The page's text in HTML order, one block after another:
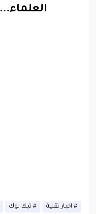
العلماء...
اخبار تقنية تيك توك